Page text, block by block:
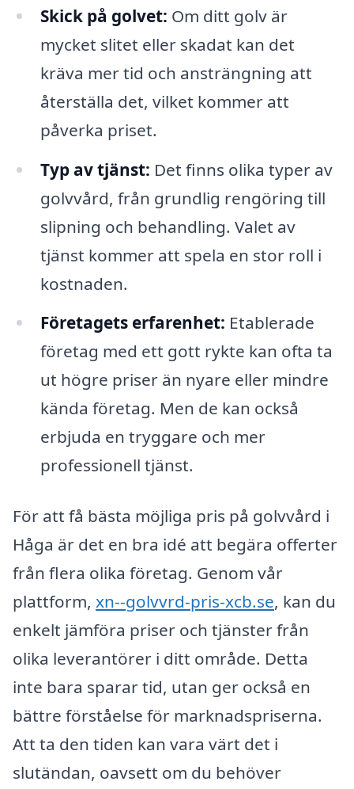
Skick på golvet: Om ditt golv är
mycket slitet eller skadat kan det
kräva mer tid och ansträngning att
återställa det, vilket kommer att
påverka priset.
Typ av tjänst: Det finns olika typer av
golvvård, från grundlig rengöring till
slipning och behandling. Valet av
tjänst kommer att spela en stor roll i
kostnaden.
Företagets erfarenhet: Etablerade
företag med ett gott rykte kan ofta ta
ut högre priser än nyare eller mindre
kända företag. Men de kan också
erbjuda en tryggare och mer
professionell tjänst.
För att få bästa möjliga pris på golvvård i
Håga är det en bra idé att begära offerter
från flera olika företag. Genom vår
plattform, xn--golvvrd-pris-xcb.se, kan du
enkelt jämföra priser och tjänster från
olika leverantörer i ditt område. Detta
inte bara sparar tid, utan ger också en
bättre förståelse för marknadspriserna.
Att ta den tiden kan vara värt det i
slutändan, oavsett om du behöver